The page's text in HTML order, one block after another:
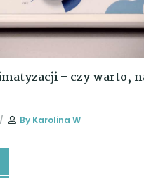
– czy warto,
By Karolina W